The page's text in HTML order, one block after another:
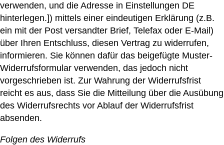
verwenden, und die Adresse in Einstellungen DE
hinterlegen.]) mittels einer eindeutigen Erklärung (z.B.
ein mit der Post versandter Brief, Telefax oder E-Mail)
über Ihren Entschluss, diesen Vertrag zu widerrufen,
informieren. Sie können dafür das beigefügte Muster-
Widerrufsformular verwenden, das jedoch nicht
vorgeschrieben ist. Zur Wahrung der Widerrufsfrist
reicht es aus, dass Sie die Mitteilung über die Ausübung
des Widerrufsrechts vor Ablauf der Widerrufsfrist
absenden.
Folgen des Widerrufs